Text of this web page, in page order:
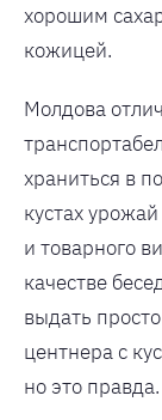
хорошим
кожицей.
Молдова
храниться в
кустах
и товарного
качестве
выдать
центнера с
но это правда.